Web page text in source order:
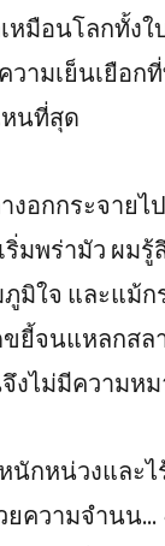
หมือนโลกทั้ง
ามเย็นเยือก
นที่สุด
อกกระจายไ
มพร่ามัว ผม
มิใจ และแม้
ยี้จนแหลกสล
งไม่มีความห
กหน่วงและไ
ความจำนน...